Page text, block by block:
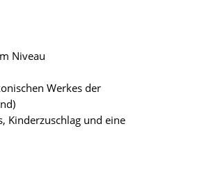
Niveau
Werkes der
Kinderzuschlag und eine